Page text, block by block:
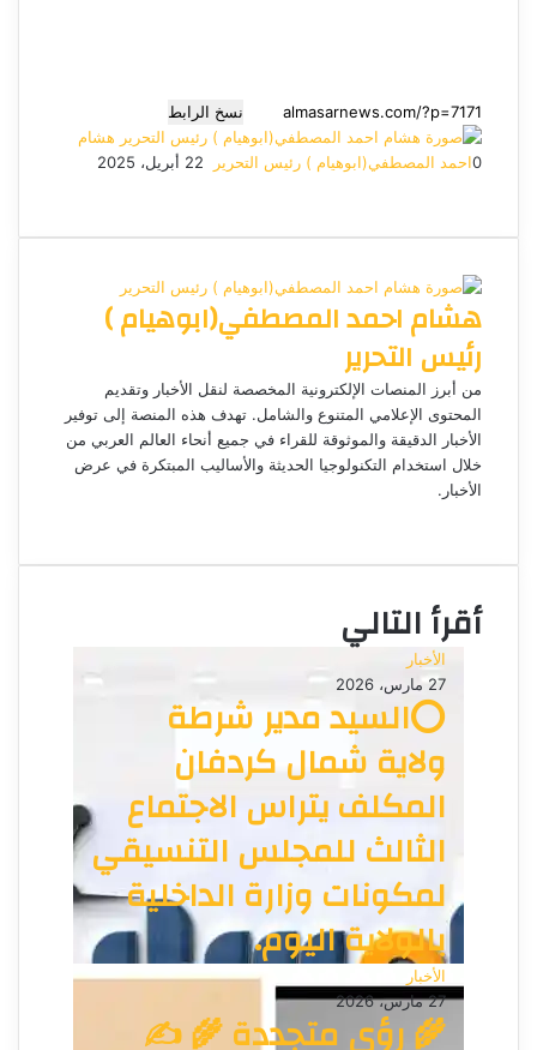
نسخ الرابط
هشام
احمد المصطفي(ابوهيام ) رئيس التحرير
أ
ل
ر
د
إ
ل
ك
ت
ي
22 أبريل، 2025
0
س
و
ك
س
ج
س
ج
ر
ت
ا
ب
ل
ر
ا
هشام احمد المصطفي(ابوهيام )
رئيس التحرير
من أبرز المنصات الإلكترونية المخصصة لنقل الأخبار وتقديم
المحتوى الإعلامي المتنوع والشامل. تهدف هذه المنصة إلى توفير
الأخبار الدقيقة والموثوقة للقراء في جميع أنحاء العالم العربي من
خلال استخدام التكنولوجيا الحديثة والأساليب المبتكرة في عرض
الأخبار.
ق
اأقرأ التالي
الأخبار
27 مارس، 2026
⭕السيد مدير شرطة
ولاية شمال كردفان
المكلف يتراس الاجتماع
الثالث للمجلس التنسيقي
لمكونات وزارة الداخلية
بالولاية اليوم.
الأخبار
27 مارس، 2026
🌾 رؤى متجددة 🌾 ✍️